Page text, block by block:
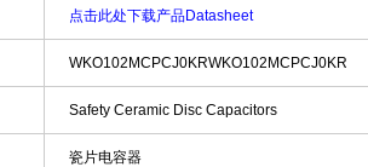
点击此处下载产品Datasheet
WKO102MCPCJ0KRWKO102MCPCJ0KR
Safety Ceramic Disc Capacitors
瓷片电容器